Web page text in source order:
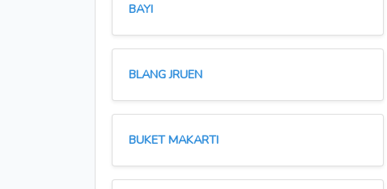
BAYI
BLANG JRUEN
BUKET MAKARTI